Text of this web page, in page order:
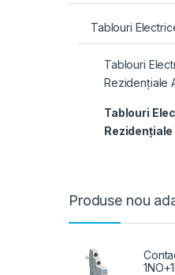
Tablouri
Tablouri
Rezidențiale
Tablouri
Produse nou